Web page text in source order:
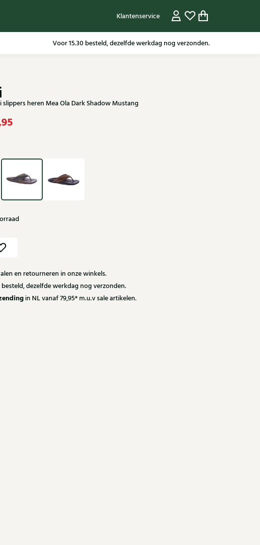
Klantenservice
Gratis verzending in NL vanaf 79,95* m.u.v sale artikelen.
slippers heren Mea Ola Dark Shadow Mustang
en retourneren in onze winkels.
besteld, dezelfde werkdag nog verzonden.
in NL vanaf 79,95* m.u.v sale artikelen.